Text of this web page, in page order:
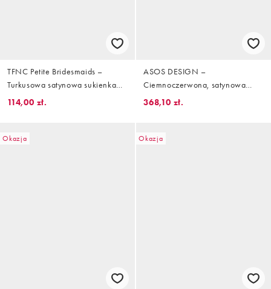
TFNC Petite Bridesmaids –
Turkusowa satynowa sukienka
maxi z długimi rękawami
114,00 zł.
ASOS DESIGN –
Ciemnoczerwona, satynowa
sukienka maxi z ozdobnymi
368,10 zł.
Okazja Okazja